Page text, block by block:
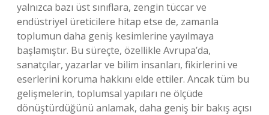
yalnızca bazı üst sınıflara, zengin tüccar ve
endüstriyel üreticilere hitap etse de, zamanla
toplumun daha geniş kesimlerine yayılmaya
başlamıştır. Bu süreçte, özellikle Avrupa’da,
sanatçılar, yazarlar ve bilim insanları, fikirlerini ve
eserlerini koruma hakkını elde ettiler. Ancak tüm bu
gelişmelerin, toplumsal yapıları ne ölçüde
dönüştürdüğünü anlamak, daha geniş bir bakış açısı